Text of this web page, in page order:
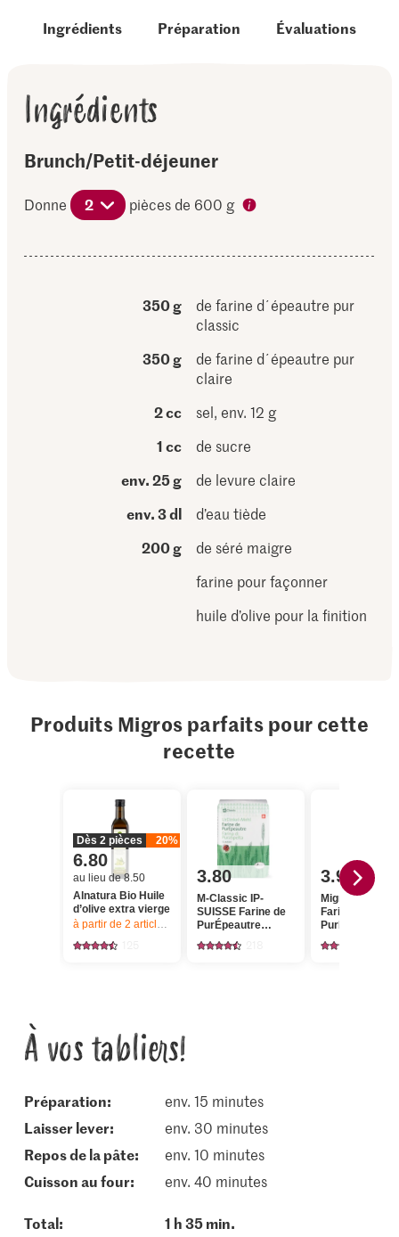
Ingrédients Préparation Évaluations
Ingrédients
Brunch/Petit-déjeuner
Donne 2 pièces de 600 g
350 g
de farine d´épeautre pur
classic
350 g
de farine d´épeautre pur
claire
2 cc
sel, env. 12 g
1 cc
de sucre
env. 25 g
de levure claire
env. 3 dl
d’eau tiède
200 g
de séré maigre
farine pour façonner
huile d’olive pour la finition
Produits Migros parfaits pour cette
recette
Dès 2 pièces 20%
6.80
au lieu de 8.50
Alnatura Bio Huile
d’olive extra vierge
à partir de 2 articles, Offre valable du 6.8 au 12.8.2026, jusqu’à
3.80
M-Classic IP-
SUISSE Farine de
PurÉpeautre
Classic
3.95
Migros IP-
Farine de
PurEpeautre
À vos tabliers!
Préparation:
env. 15 minutes
laisser lever:
env. 30 minutes
repos de la pâte:
env. 10 minutes
cuisson au four:
env. 40 minutes
Total: 1 h 35 min.